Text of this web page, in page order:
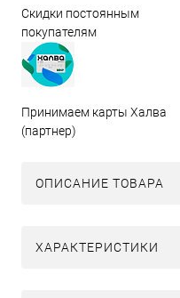
Скидки постоянным
покупателям
Принимаем карты Халва
(партнер)
ОПИСАНИЕ ТОВАРА
ХАРАКТЕРИСТИКИ